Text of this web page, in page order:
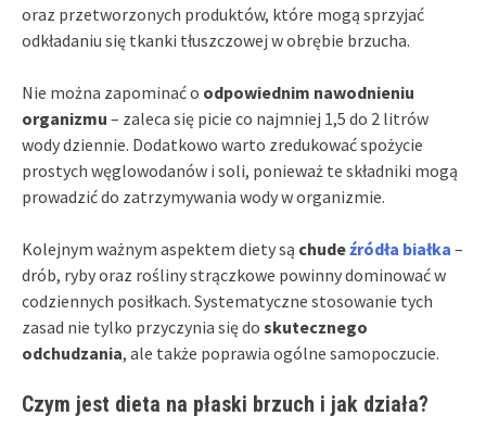
oraz przetworzonych produktów, które mogą sprzyjać
odkładaniu się tkanki tłuszczowej w obrębie brzucha.
Nie można zapominać o odpowiednim nawodnieniu
organizmu – zaleca się picie co najmniej 1,5 do 2 litrów
wody dziennie. Dodatkowo warto zredukować spożycie
prostych węglowodanów i soli, ponieważ te składniki mogą
prowadzić do zatrzymywania wody w organizmie.
Kolejnym ważnym aspektem diety są chudeźródła białka –
drób, ryby oraz rośliny strączkowe powinny dominować w
codziennych posiłkach. Systematyczne stosowanie tych
zasad nie tylko przyczynia się do skutecznego
odchudzania, ale także poprawia ogólne samopoczucie.
Czym jest dieta na płaski brzuch i jak działa?